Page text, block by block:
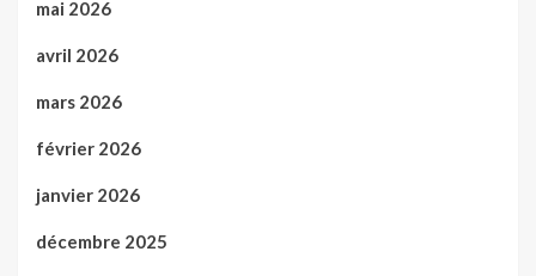
mai 2026
avril 2026
mars 2026
février 2026
janvier 2026
décembre 2025